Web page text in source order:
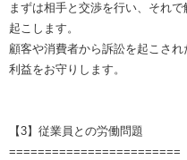
まずは相手と交渉を行い、それ
起こします。
顧客や消費者から訴訟を起こさ
利益をお守りします。
【3】従業員との労働問題
========================